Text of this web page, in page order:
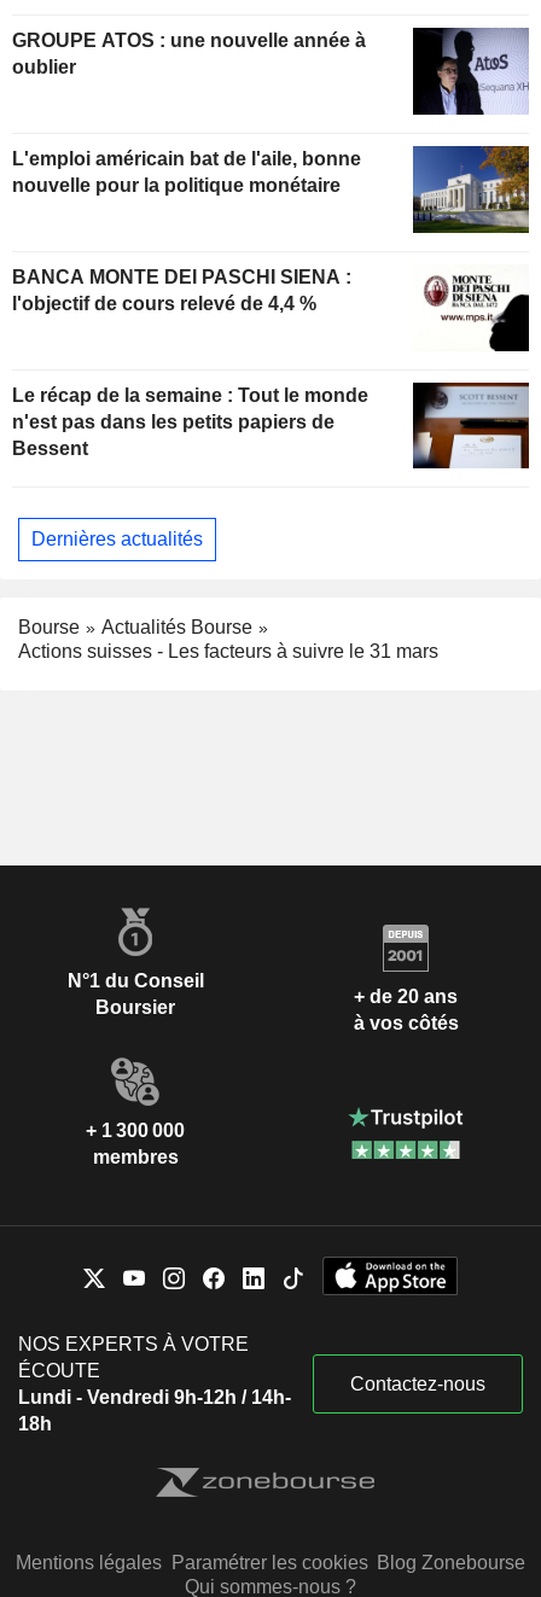
GROUPE ATOS : une nouvelle année à
oublier
L'emploi américain bat de l'aile, bonne
nouvelle pour la politique monétaire
BANCA MONTE DEI PASCHI SIENA :
l'objectif de cours relevé de 4,4 %
Le récap de la semaine : Tout le monde
n'est pas dans les petits papiers de
Bessent
Dernières actualités
Bourse
Actualités Bourse
Actions suisses - Les facteurs à suivre le 31 mars
N°1 du Conseil
Boursier
+ de 20 ans
à vos côtés
+ 1 300 000
membres
NOS EXPERTS À VOTRE
ÉCOUTE
Lundi - Vendredi 9h-12h / 14h-
18h
Contactez-nous
Mentions légales Paramétrer les cookies Blog Zonebourse
Qui sommes-nous ?